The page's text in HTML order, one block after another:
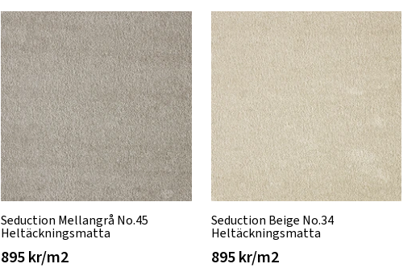
Seduction Mellangrå No.45
Heltäckningsmatta
895 kr/m2
Seduction Beige No.34
Heltäckningsmatta
895 kr/m2